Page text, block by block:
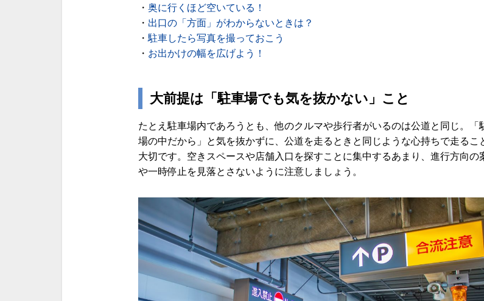
・ 奥に行くほど空いている！
・ 出口の「方面」がわからないときは？
・ 駐車したら写真を撮っておこう
・ お出かけの幅を広げよう！
大前提は「駐車場でも気を抜かない」こと
たとえ駐車場内であろうとも、他のクルマや歩行者がいるのは公道と同じ。「
場の中だから」と気を抜かずに、公道を走るときと同じような心持ちで走るこ
大切です。空きスペースや店舗入口を探すことに集中するあまり、進行方向の
や一時停止を見落とさないように注意しましょう。